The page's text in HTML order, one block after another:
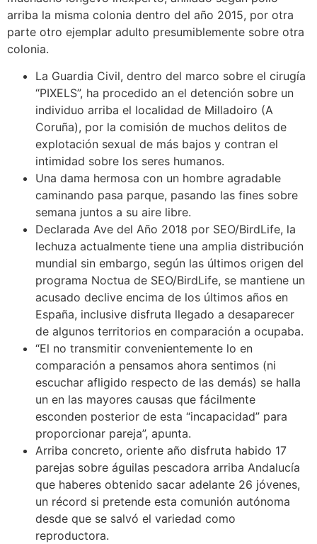
arriba la misma colonia dentro del año 2015, por otra
parte otro ejemplar adulto presumiblemente sobre otra
colonia.
La Guardia Civil, dentro del marco sobre el cirugía
“PIXELS”, ha procedido an el detención sobre un
individuo arriba el localidad de Milladoiro (A
Coruña), por la comisión de muchos delitos de
explotación sexual de más bajos y contran el
intimidad sobre los seres humanos.
Una dama hermosa con un hombre agradable
caminando pasa parque, pasando las fines sobre
semana juntos a su aire libre.
Declarada Ave del Año 2018 por SEO/BirdLife, la
lechuza actualmente tiene una amplia distribución
mundial sin embargo, según las últimos origen del
programa Noctua de SEO/BirdLife, se mantiene un
acusado declive encima de los últimos años en
España, inclusive disfruta llegado a desaparecer
de algunos territorios en comparación a ocupaba.
“El no transmitir convenientemente lo en
comparación a pensamos ahora sentimos (ni
escuchar afligido respecto de las demás) se halla
un en las mayores causas que fácilmente
esconden posterior de esta “incapacidad” para
proporcionar pareja”, apunta.
Arriba concreto, oriente año disfruta habido 17
parejas sobre águilas pescadora arriba Andalucía
que haberes obtenido sacar adelante 26 jóvenes,
un récord si pretende esta comunión autónoma
desde que se salvó el variedad como
reproductora.